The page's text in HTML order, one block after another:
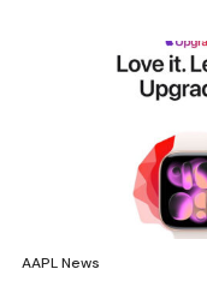
AAPL News